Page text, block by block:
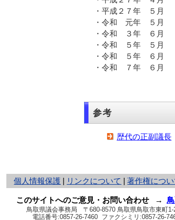
・平成２７年 ５月
・令和 元年 ５月
・令和 ３年 ６月
・令和 ５年 ５月
・令和 ５年 ６月
・令和 ７年 ６月 第
参考
歴代の正副議長
個人情報保護
と
り
ネ
ッ
ト
リンクについて |著作権につい
このサイトへのご意見・お問い合わせ →
鳥取県議会事務局
〒680-8570 鳥取県鳥取市東町1-
電話番号:0857-26-7460 ファクシミリ:0857-26-